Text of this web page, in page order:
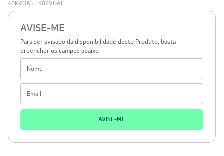
40KVOAS | 40KVOAL
AVISE-ME
Para ser avisado da disponibilidade deste Produto, basta
preencher os campos abaixo
AVISE-ME